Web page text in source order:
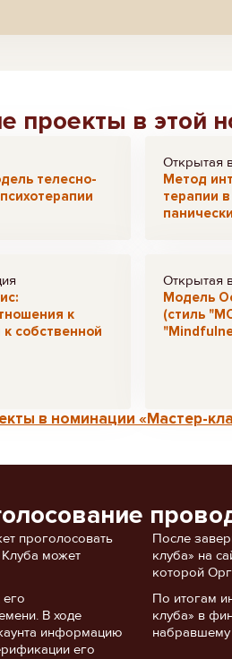
проекты в этой
телесно-
Открытая
Метод
терапии
к
собственной
Открытая
Модель
(стиль
в номинации «Мастер-
проголосовать
может
В ходе
информацию
его
После
клуба» на
которой
По итогам
клуба» в
набравшему